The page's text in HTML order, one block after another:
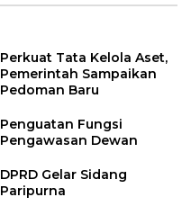
Perkuat Tata Kelola Aset,
Pemerintah Sampaikan
Pedoman Baru
Penguatan Fungsi
Pengawasan Dewan
DPRD Gelar Sidang
Paripurna